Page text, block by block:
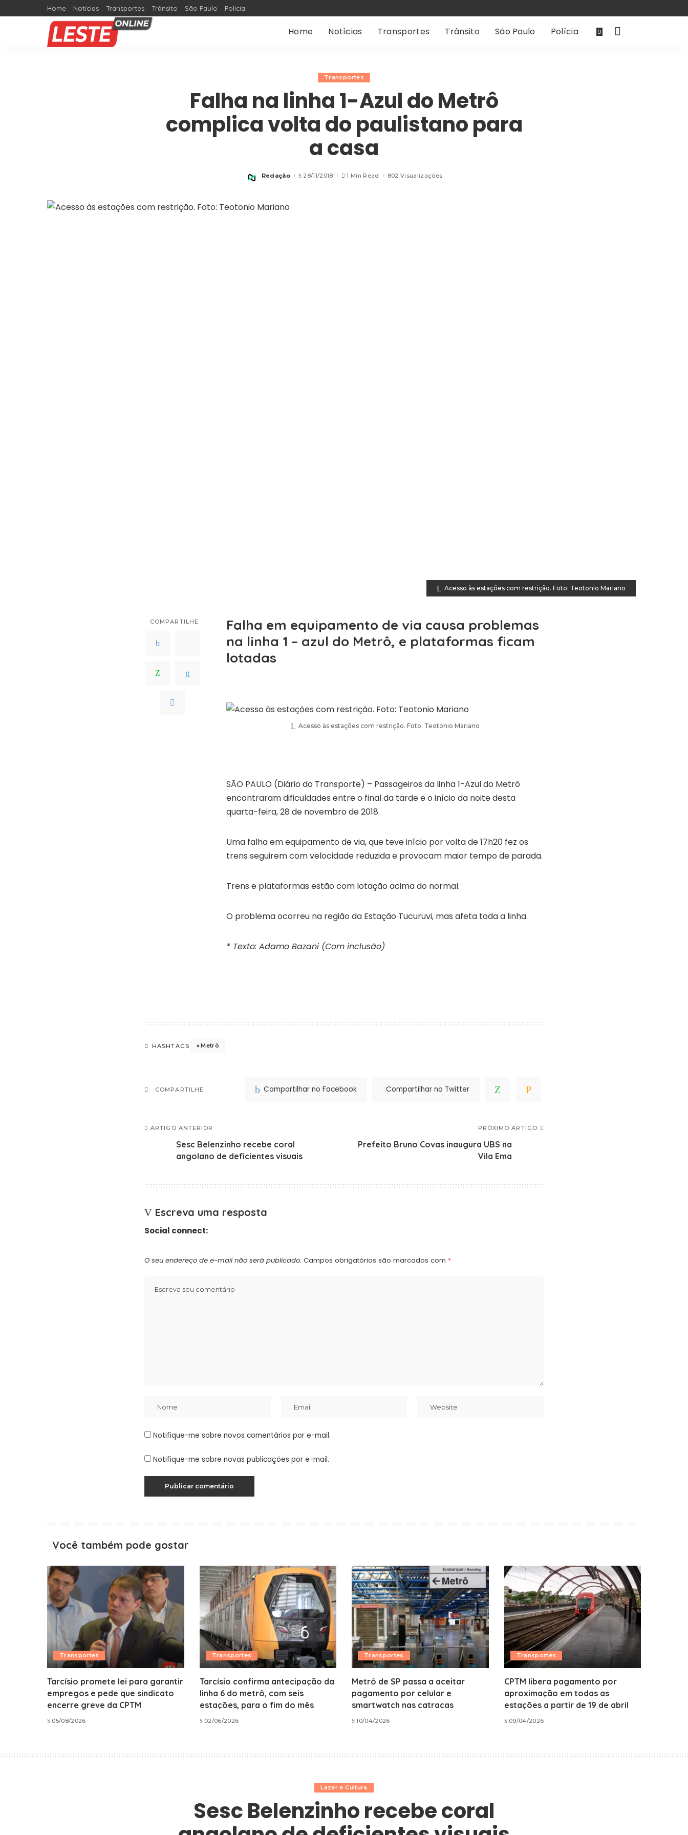
Home Notícias Transportes Trânsito São Paulo Polícia
Home Notícias Transportes Trânsito São Paulo Polícia 0
Transportes
Falha na linha 1-Azul do Metrô
complica volta do paulistano para
a casa
Posted
Redação 28/11/2018 1 Min Read 802 Visualizações
Acesso às estações com restrição. Foto: Teotonio Mariano
COMPARTILHE
Falha em equipamento de via causa problemas
na linha 1 – azul do Metrô, e plataformas ficam
lotadas
Acesso às estações com restrição. Foto: Teotonio Mariano
SÃO PAULO (Diário do Transporte) – Passageiros da linha 1-Azul do Metrô
encontraram dificuldades entre o final da tarde e o início da noite desta
quarta-feira, 28 de novembro de 2018.
Uma falha em equipamento de via, que teve início por volta de 17h20 fez os
trens seguirem com velocidade reduzida e provocam maior tempo de parada.
Trens e plataformas estão com lotação acima do normal.
O problema ocorreu na região da Estação Tucuruvi, mas afeta toda a linha.
* Texto: Adamo Bazani (Com inclusão)
HASHTAGS Metrô
COMPARTILHE Compartilhar no Facebook Compartilhar no Twitter
ARTIGO ANTERIOR
Sesc Belenzinho recebe coral
angolano de deficientes visuais
PRÓXIMO ARTIGO
Prefeito Bruno Covas inaugura UBS na
Vila Ema
Escreva uma resposta
Social connect:
O seu endereço de e-mail não será publicado. Campos obrigatórios são marcados com *
Notifique-me sobre novos comentários por e-mail.
Notifique-me sobre novas publicações por e-mail.
Você também pode gostar
Transportes
Tarcísio promete lei para garantir
empregos e pede que sindicato
encerre greve da CPTM
05/08/2026
Transportes
Tarcísio confirma antecipação da
linha 6 do metrô, com seis
estações, para o fim do mês
02/06/2026
Transportes
Metrô de SP passa a aceitar
pagamento por celular e
smartwatch nas catracas
10/04/2026
Transportes
CPTM libera pagamento por
aproximação em todas as
estações a partir de 19 de abril
09/04/2026
Lazer e Cultura
Sesc Belenzinho recebe coral